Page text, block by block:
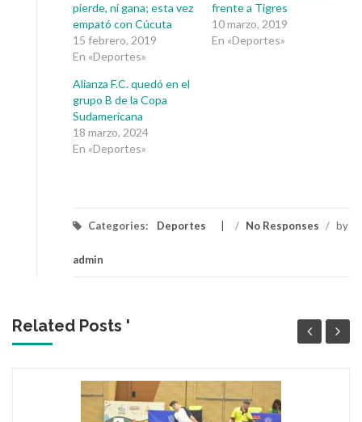
pierde, ni gana; esta vez
empató con Cúcuta
15 febrero, 2019
En «Deportes»
frente a Tigres
10 marzo, 2019
En «Deportes»
Alianza F.C. quedó en el
grupo B de la Copa
Sudamericana
18 marzo, 2024
En «Deportes»
Categories: Deportes / No Responses / by
admin
Related Posts '